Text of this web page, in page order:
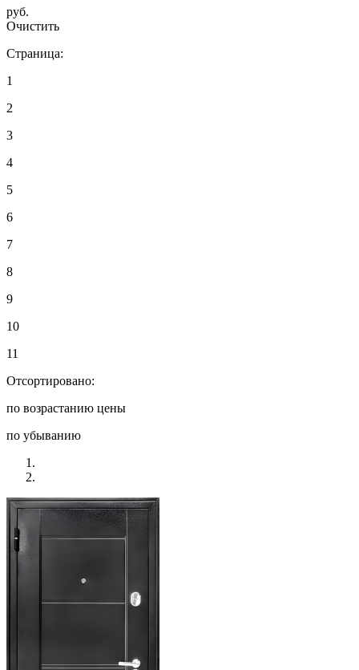
руб.
Очистить
Страница:
1
2
3
4
5
6
7
8
9
10
11
Отсортировано:
по возрастанию цены
по убыванию